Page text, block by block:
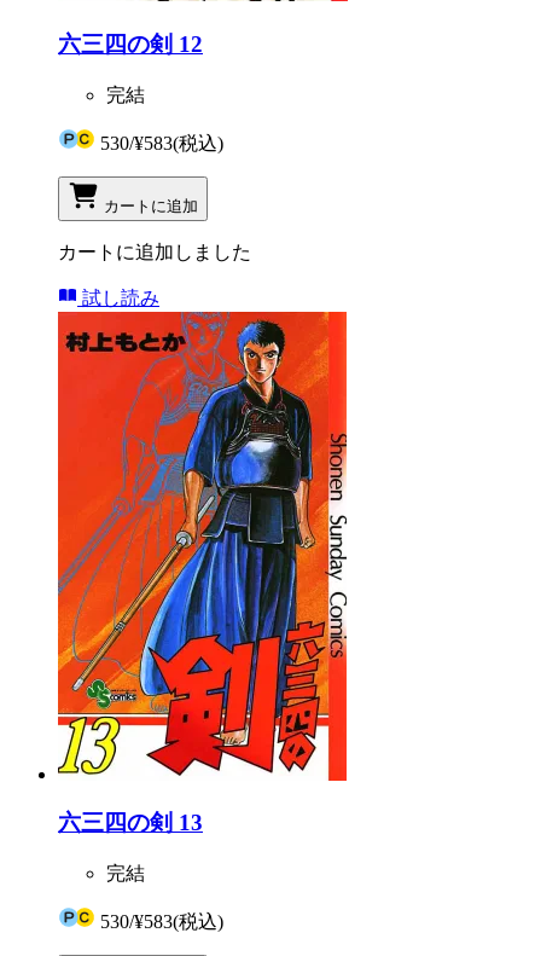
六三四の剣 12
完結
530/¥583(税込)
カートに追加
カートに追加しました
試し読み
六三四の剣 13
完結
530/¥583(税込)